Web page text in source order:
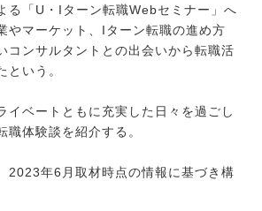
る「U・Iターン転職Webセミナー」へ
やマーケット、Iターン転職の進め方
コンサルタントとの出会いから転職活
という。
イベートともに充実した日々を過ごし
職体験談を紹介する。
2023年6月取材時点の情報に基づき構